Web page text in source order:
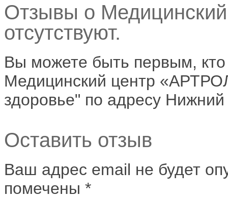
Отзывы о
отсутствуют.
Вы можете быть первым,
Медицинский центр
здоровье" по адресу
Оставить отзыв
Ваш адрес email не будет
помечены *